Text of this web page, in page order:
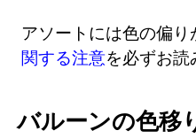
アソートには色の偏り
関する注意を必ずお読
バルーンの色移